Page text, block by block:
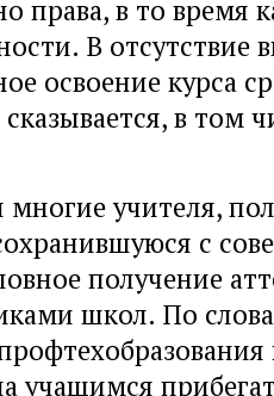
права, в то время
В отсутствие
освоение курса
в том
многие учителя,
с
получение
школ. По
учащимся